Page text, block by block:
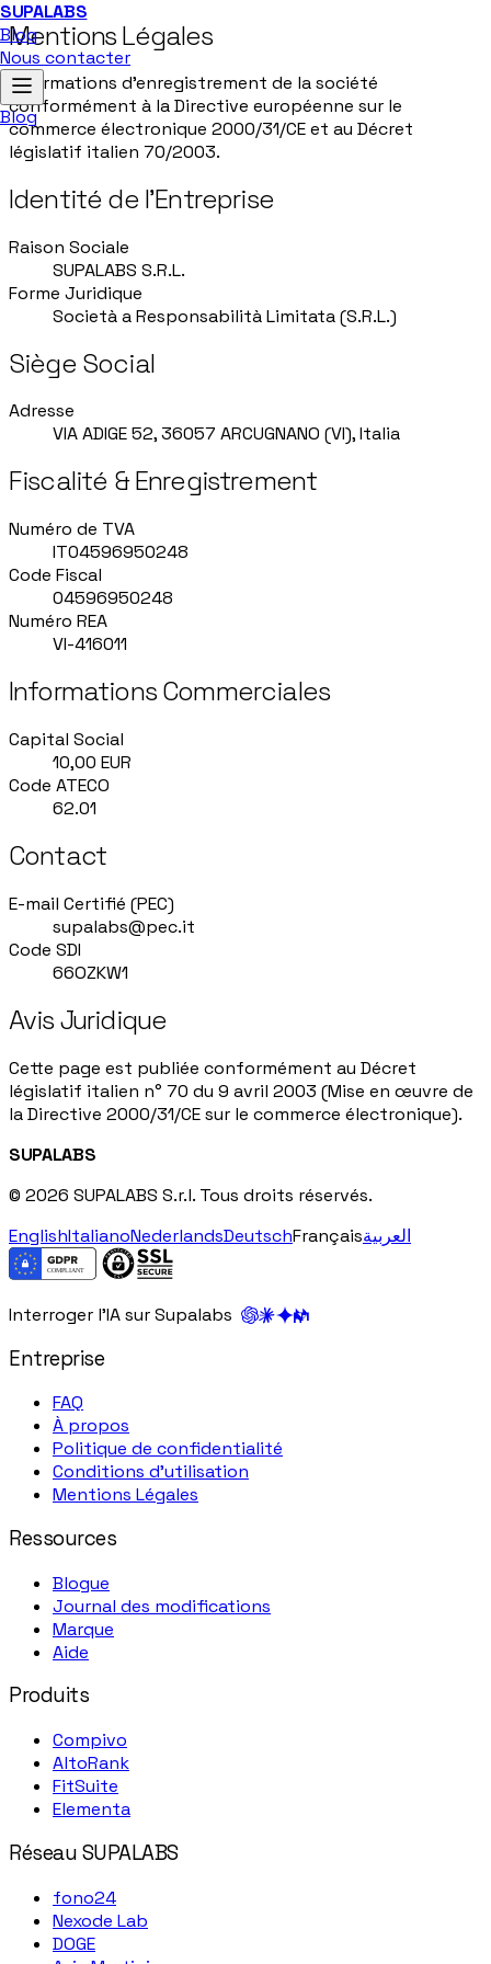
SUPALABS
Blog
Nous contacter
Blog
Mentions Légales
Informations d'enregistrement de la société
conformément à la Directive européenne sur le
commerce électronique 2000/31/CE et au Décret
législatif italien 70/2003.
Identité de l'Entreprise
Raison Sociale
SUPALABS S.R.L.
Forme Juridique
Società a Responsabilità Limitata (S.R.L.)
Siège Social
Adresse
VIA ADIGE 52, 36057 ARCUGNANO (VI), Italia
Fiscalité & Enregistrement
Numéro de TVA
IT04596950248
Code Fiscal
04596950248
Numéro REA
VI-416011
Informations Commerciales
Capital Social
10,00 EUR
Code ATECO
62.01
Contact
E-mail Certifié (PEC)
supalabs@pec.it
Code SDI
66OZKW1
Avis Juridique
Cette page est publiée conformément au Décret
législatif italien n° 70 du 9 avril 2003 (Mise en œuvre de
la Directive 2000/31/CE sur le commerce électronique).
SUPALABS
© 2026 SUPALABS S.r.l. Tous droits réservés.
EnglishItalianoNederlandsDeutschFrançaisالعربية
Interroger l'IA sur Supalabs
Entreprise
FAQ
À propos
Politique de confidentialité
Conditions d'utilisation
Mentions Légales
Ressources
Blogue
Journal des modifications
Marque
Aide
Produits
Compivo
AltoRank
FitSuite
Elementa
Réseau SUPALABS
fono24
Nexode Lab
DOGE